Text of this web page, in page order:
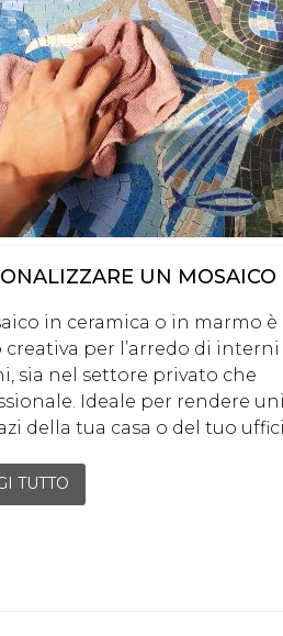
UN MOSAICO
in ceramica o in marmo è
per l’arredo di interni
sia nel settore privato che
Ideale per rendere
della tua casa o del tuo
TUTTO